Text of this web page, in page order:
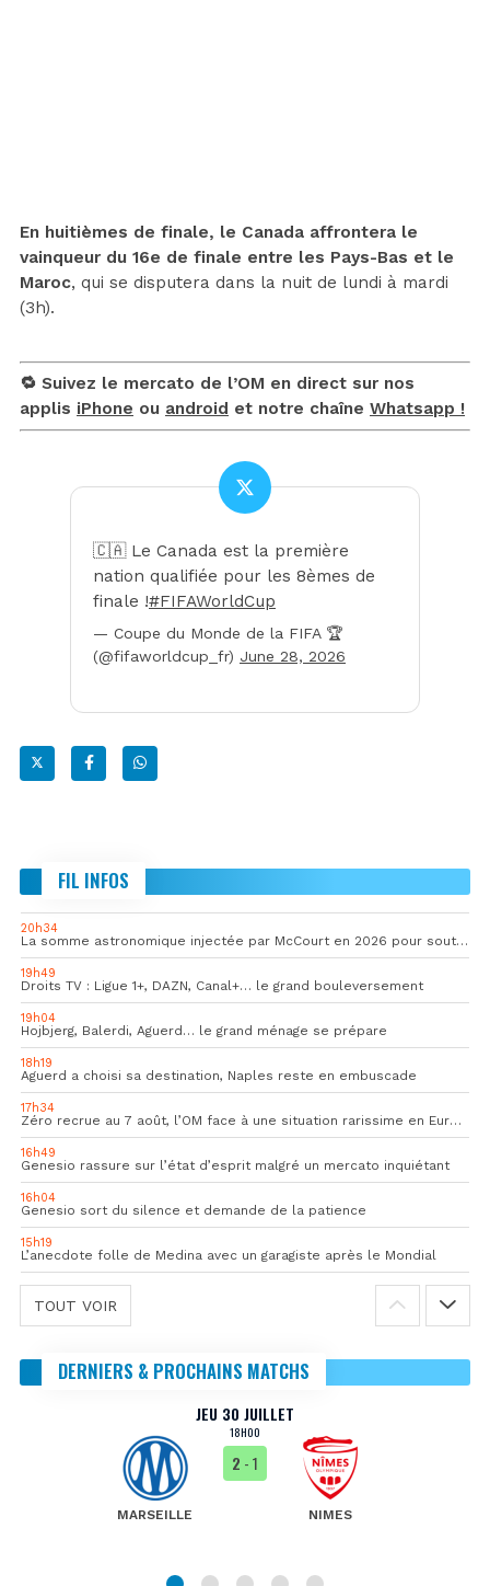
En huitièmes de finale, le Canada affrontera le
vainqueur du 16e de finale entre les Pays-Bas et le
Maroc, qui se disputera dans la nuit de lundi à mardi
(3h).
🔁 Suivez le mercato de l’OM en direct sur nos
applis iPhone ou android et notre chaîne Whatsapp !
🇨🇦 Le Canada est la première
nation qualifiée pour les 8èmes de
finale !#FIFAWorldCup
— Coupe du Monde de la FIFA 🏆
(@fifaworldcup_fr) June 28, 2026
FIL INFOS
20h34
La somme astronomique injectée par McCourt en 2026 pour soutenir l’OM
19h49
Droits TV : Ligue 1+, DAZN, Canal+… le grand bouleversement
19h04
Hojbjerg, Balerdi, Aguerd… le grand ménage se prépare
18h19
Aguerd a choisi sa destination, Naples reste en embuscade
17h34
Zéro recrue au 7 août, l’OM face à une situation rarissime en Europe
16h49
Genesio rassure sur l’état d’esprit malgré un mercato inquiétant
16h04
Genesio sort du silence et demande de la patience
15h19
L’anecdote folle de Medina avec un garagiste après le Mondial
TOUT VOIR
DERNIERS & PROCHAINS MATCHS
JEU 30 JUILLET
18H00
MARSEILLE
2 - 1
NIMES